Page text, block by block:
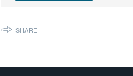
SHARE